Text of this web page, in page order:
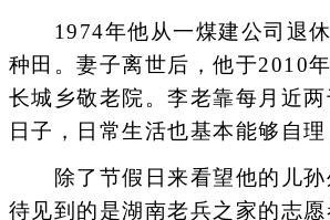
1974年他从一煤建公司退休
种田。妻子离世后，他于2010
长城乡敬老院。李老靠每月近
日子，日常生活也基本能够自理
除了节假日来看望他的儿孙
待见到的是湖南老兵之家的志